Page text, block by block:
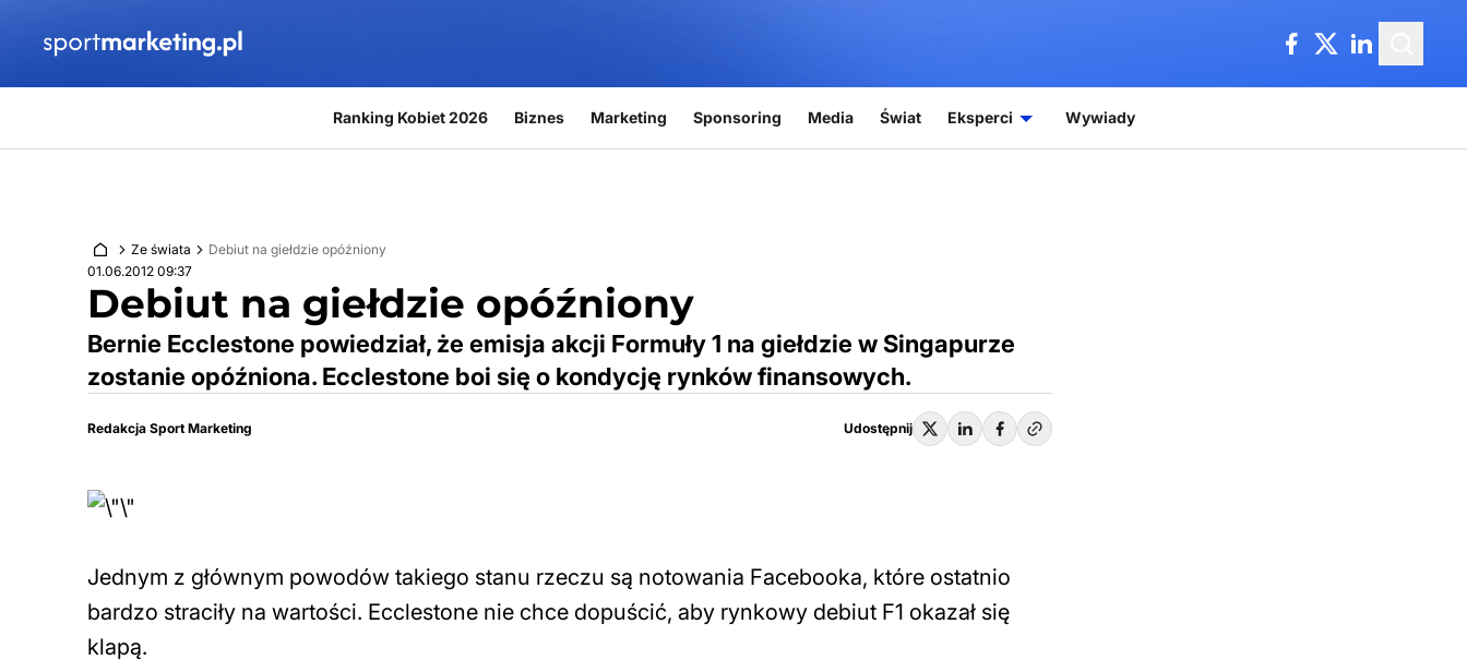
Ranking Kobiet 2026 Biznes Marketing Sponsoring Media Świat Eksperci Wywiady
Ze świata
Debiut na giełdzie opóźniony
01.06.2012 09:37
Debiut na giełdzie opóźniony
Bernie Ecclestone powiedział, że emisja akcji Formuły 1 na giełdzie w Singapurze
zostanie opóźniona. Ecclestone boi się o kondycję rynków finansowych.
Redakcja Sport Marketing Udostępnij
Jednym z głównym powodów takiego stanu rzeczu są notowania Facebooka, które ostatnio
bardzo straciły na wartości. Ecclestone nie chce dopuścić, aby rynkowy debiut F1 okazał się
klapą.